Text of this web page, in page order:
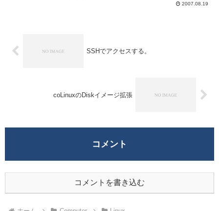
あったもっさり感が全くと言っ...2007.08.19
SSHでアクセスする。
coLinuxのDiskイメージ拡張
コメント
コメントを書き込む